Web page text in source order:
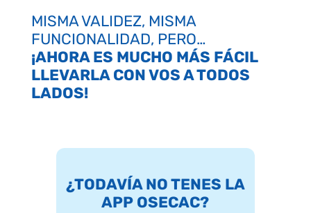
MISMA VALIDEZ, MISMA
FUNCIONALIDAD, PERO…
¡AHORA ES MUCHO MÁS FÁCIL
LLEVARLA CON VOS A TODOS
LADOS!
¿TODAVÍA NO TENES LA
APP OSECAC?